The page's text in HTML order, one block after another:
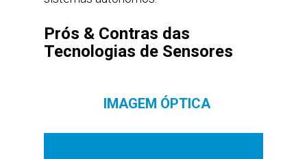
Prós & Contras das
Tecnologias de Sensores
IMAGEM ÓPTICA